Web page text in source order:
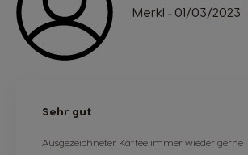
Merkl - 01/03/2023
Sehr gut
Ausgezeichneter Kaffee immer wieder gerne